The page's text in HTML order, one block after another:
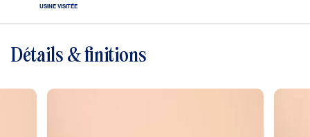
USINE VISITÉE
Détails & finitions